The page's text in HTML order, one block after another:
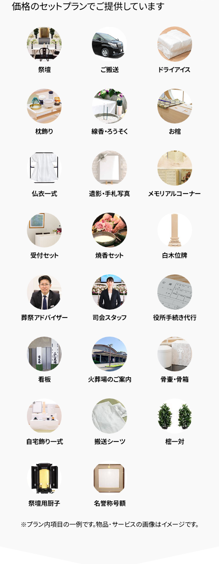
価格のセットプランでご提供しています
祭壇 ご搬送 ドライアイス
枕飾り 線香・ろうそく お棺
仏衣一式 遺影・手札写真 メモリアルコーナー
受付セット 焼香セット 白木位牌
葬祭アドバイザー 司会スタッフ 役所手続き代行
看板 火葬場のご案内 骨壷・骨箱
自宅飾り一式 搬送シーツ 樒一対
祭壇用厨子 名誉称号額
※プラン内項目の一例です。物品･サービスの画像はイメージです。